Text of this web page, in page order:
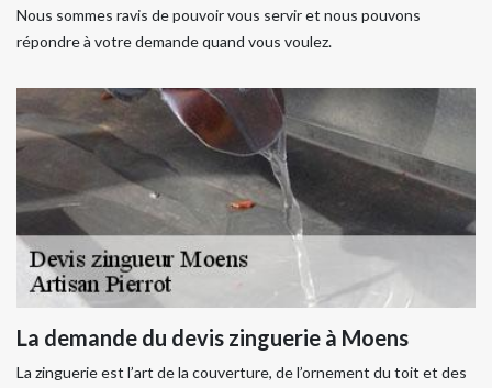
Nous sommes ravis de pouvoir vous servir et nous pouvons
répondre à votre demande quand vous voulez.
La demande du devis zinguerie à Moens
La zinguerie est l’art de la couverture, de l’ornement du toit et des